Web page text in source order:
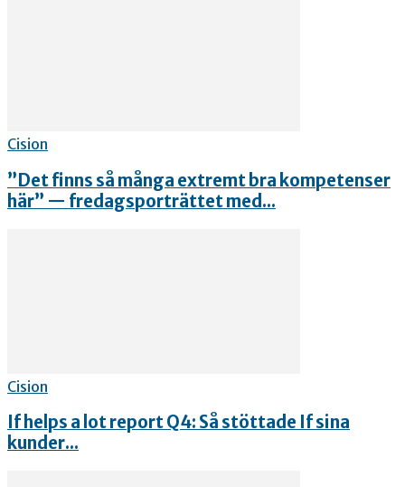
Cision
”Det finns så många extremt bra kompetenser
här” — fredagsporträttet med...
Cision
If helps a lot report Q4: Så stöttade If sina
kunder...